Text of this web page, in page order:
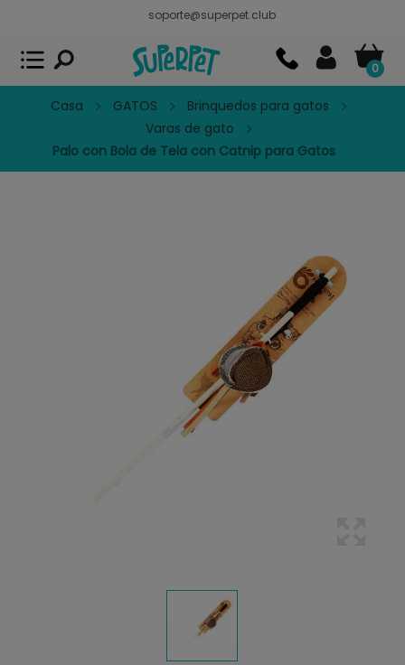
soporte@superpet.club
0
Casa GATOS
Brinquedos para gatos
Varas de gato
Palo con Bola de Tela con Catnip para Gatos
Superpet, comida para mascotas
APP GRATIS - En Google Play